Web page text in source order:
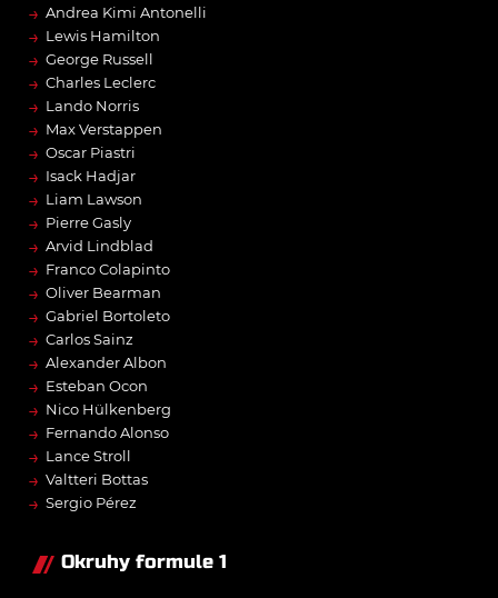
→ Andrea Kimi Antonelli
→ Lewis Hamilton
→ George Russell
→ Charles Leclerc
→ Lando Norris
→ Max Verstappen
→ Oscar Piastri
→ Isack Hadjar
→ Liam Lawson
→ Pierre Gasly
→ Arvid Lindblad
→ Franco Colapinto
→ Oliver Bearman
→ Gabriel Bortoleto
→ Carlos Sainz
→ Alexander Albon
→ Esteban Ocon
→ Nico Hülkenberg
→ Fernando Alonso
→ Lance Stroll
→ Valtteri Bottas
→ Sergio Pérez
Okruhy formule 1